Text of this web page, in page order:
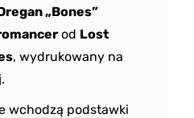
„Bones”
od Lost
, wydrukowany na
wchodzą podstawki